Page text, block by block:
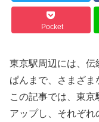
Pocket
東京駅周辺には、伝
ぱんまで、さまざま
この記事では、東
アップし、それぞ